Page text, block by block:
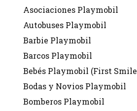
Asociaciones Playmobil
Autobuses Playmobil
Barbie Playmobil
Barcos Playmobil
Bebés Playmobil (First Smile
Bodas y Novios Playmobil
Bomberos Playmobil